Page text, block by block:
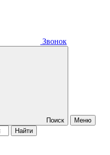
Звонок
Поиск Меню